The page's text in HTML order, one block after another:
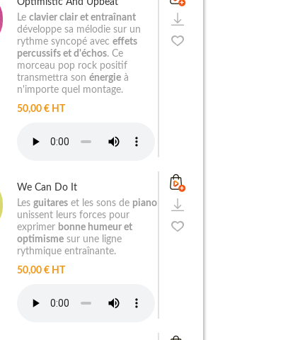
Optimistic And Upbeat
Le clavier clair et entraînant
développe sa mélodie sur un
rythme syncopé avec effets
percussifs et d'échos. Ce
morceau pop rock positif
transmettra son énergieà
n'importe quel montage.
50,00 € HT
We Can Do It
Les guitareset les sons de piano
unissent leurs forces pour
exprimer bonne humeur et
optimismesur une ligne
rythmique entraînante.
50,00 € HT